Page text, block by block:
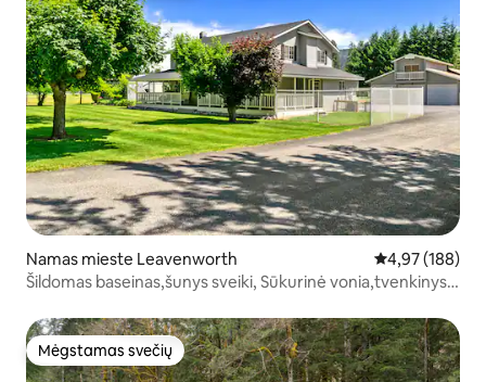
Namas mieste Leavenworth Vidutinis
4,97 (188)
Šildomas baseinas,šunys sveiki, Sūkurinė vonia,tvenkinys,
Mėgstamas svečių
Mėgstamas svečių